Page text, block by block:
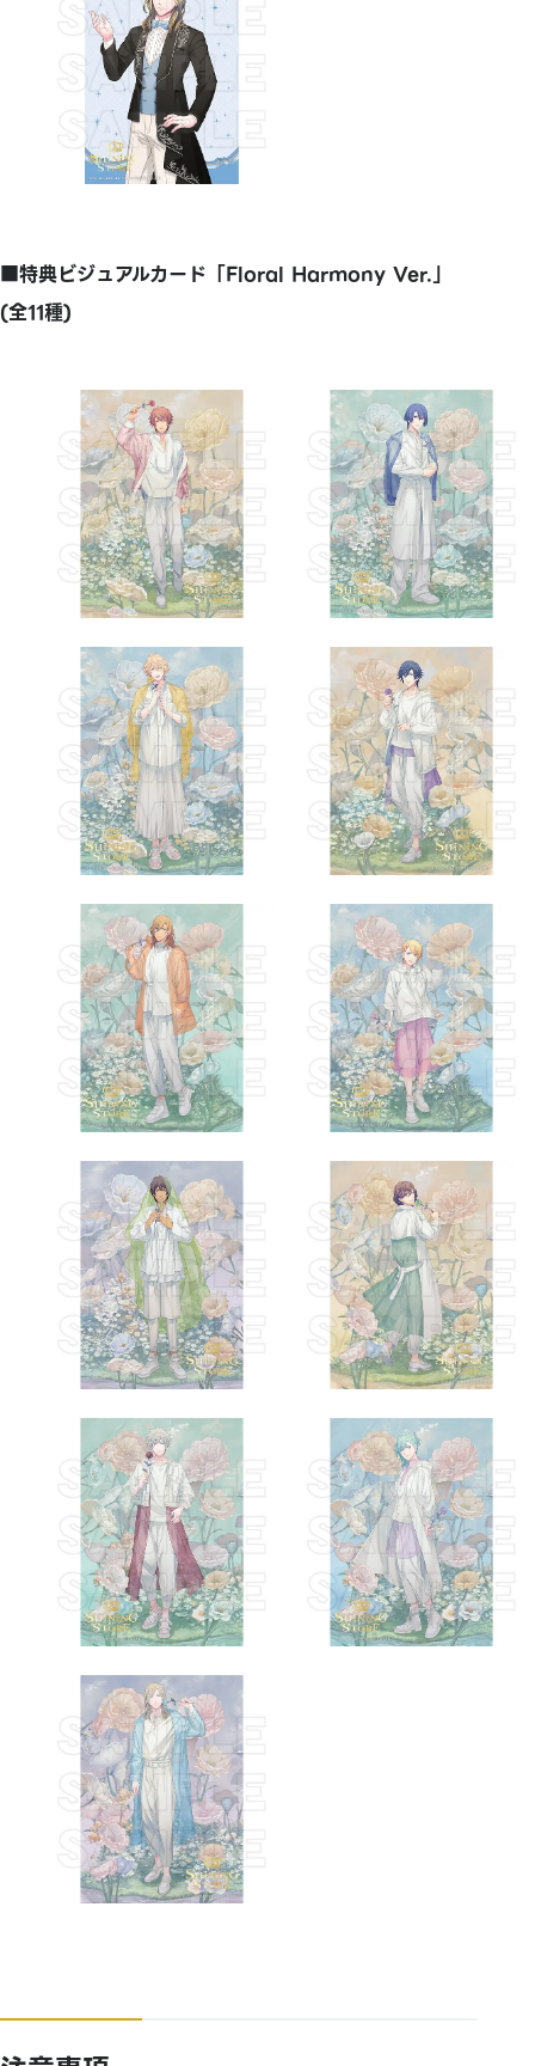
■特典ビジュアルカード「Floral Harmony Ver.」
(全11種)